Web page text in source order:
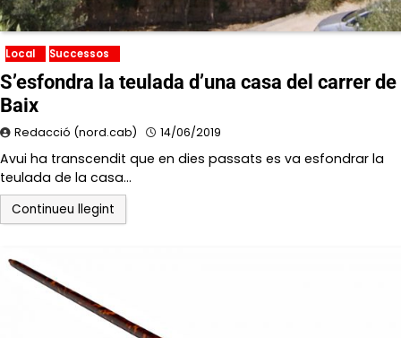
Local Successos
S’esfondra la teulada d’una casa del carrer de
Baix
Redacció (nord.cab) 14/06/2019
Avui ha transcendit que en dies passats es va esfondrar la
teulada de la casa…
Continueu llegint